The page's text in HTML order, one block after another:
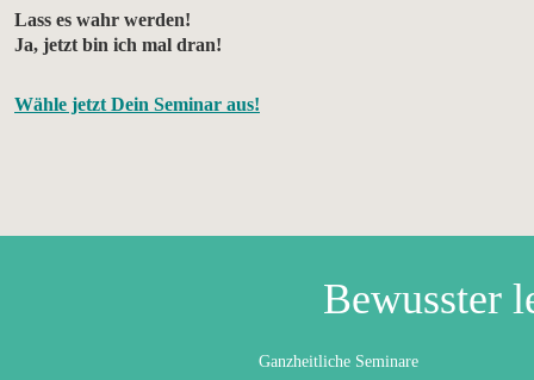
Lass es wahr werden!
Ja, jetzt bin ich mal dran!
Wähle jetzt Dein Seminar aus!
Bewusster
Ganzheitliche Seminare